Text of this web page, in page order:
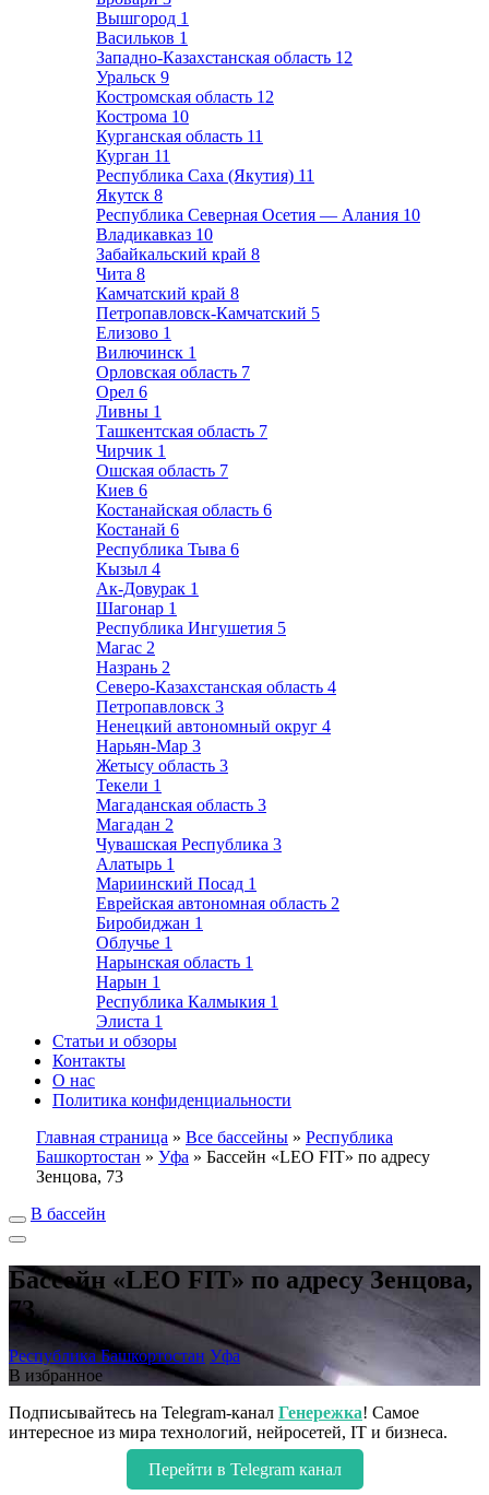
Вышгород 1
Васильков 1
Западно-Казахстанская область 12
Уральск 9
Костромская область 12
Кострома 10
Курганская область 11
Курган 11
Республика Саха (Якутия) 11
Якутск 8
Республика Северная Осетия — Алания 10
Владикавказ 10
Забайкальский край 8
Чита 8
Камчатский край 8
Петропавловск-Камчатский 5
Елизово 1
Вилючинск 1
Орловская область 7
Орел 6
Ливны 1
Ташкентская область 7
Чирчик 1
Ошская область 7
Киев 6
Костанайская область 6
Костанай 6
Республика Тыва 6
Кызыл 4
Ак-Довурак 1
Шагонар 1
Республика Ингушетия 5
Магас 2
Назрань 2
Северо-Казахстанская область 4
Петропавловск 3
Ненецкий автономный округ 4
Нарьян-Мар 3
Жетысу область 3
Текели 1
Магаданская область 3
Магадан 2
Чувашская Республика 3
Алатырь 1
Мариинский Посад 1
Еврейская автономная область 2
Биробиджан 1
Облучье 1
Нарынская область 1
Нарын 1
Республика Калмыкия 1
Элиста 1
Статьи и обзоры
Контакты
О нас
Политика конфиденциальности
Главная страница » Все бассейны » Республика
Башкортостан » Уфа » Бассейн «LEO FIT» по адресу
Зенцова, 73
В бассейн
Бассейн «LEO FIT» по адресу Зенцова,
73
Республика Башкортостан Уфа
В избранное
Подписывайтесь на Telegram-канал Генережка! Самое
интересное из мира технологий, нейросетей, IT и бизнеса.
Перейти в Telegram канал